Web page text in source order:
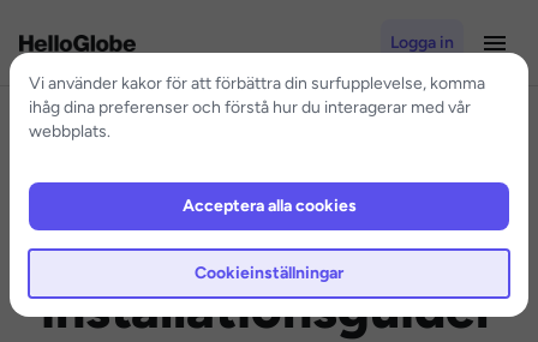
eSIM-
installationsguider
Vi använder kakor för att förbättra din surfupplevelse, komma
ihåg dina preferenser och förstå hur du interagerar med vår
webbplats.
Cookieinställningar
Acceptera alla cookies
Logga in